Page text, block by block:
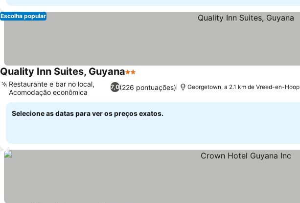
Escolha popular
Quality Inn Suites, Guyana2 Estrelas
7,0(226 pontuações)
Restaurante e bar no local,
Acomodação econômica
Georgetown, a 2.1 km de Vreed-en-Hoop
Selecione as datas para ver os preços exatos.